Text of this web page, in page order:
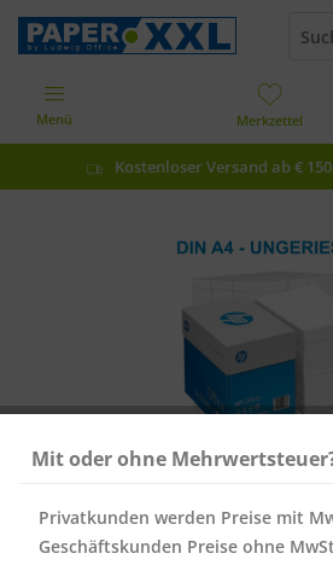
Kostenloser Versand ab €
Merkzettel
Menü
Mit oder ohne
Privatkunden werden Preise mit
Geschäftskunden Preise ohne